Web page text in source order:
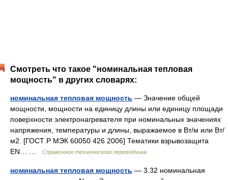
Смотреть что такое "номинальная тепловая
мощность" в других словарях:
номинальная тепловая мощность — Значение общей
мощности, мощности на единицу длины или единицу площади
поверхности электронагревателя при номинальных значениях
напряжения, температуры и длины, выражаемое в Вт/м или Вт/
м2. [ГОСТ Р МЭК 60050 426 2006] Тематики взрывозащита
EN… …
Справочник технического переводчика
номинальная тепловая мощность — 3.32 номинальная